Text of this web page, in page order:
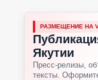
РАЗМЕЩЕНИЕ НА
Якутии
Пресс-релизы,
тексты.